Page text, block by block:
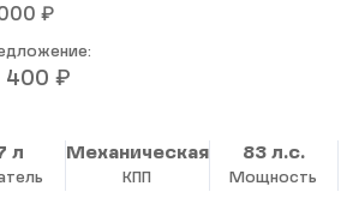
₽
400 ₽
л Механическая
КПП
83 л.с.
Мощность